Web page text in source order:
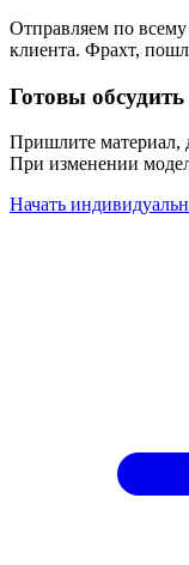
Отправляем по
клиента. Фрахт,
Готовы
Пришлите материал,
При изменении
Начать